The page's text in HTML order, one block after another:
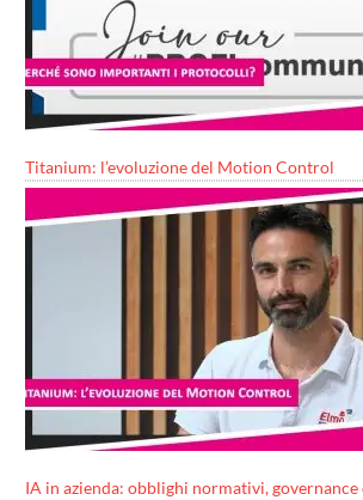
Titanium: l’evoluzione del Motion Control
IA in azienda: obblighi normativi, governance